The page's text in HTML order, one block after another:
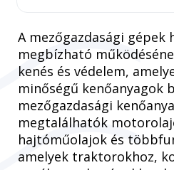
A mezőgazdasági gépek
megbízható
kenés és védelem,
minőségű kenőanyagok
mezőgazdasági
megtalálhatók
hajtóműolajok és
amelyek traktorokhoz,